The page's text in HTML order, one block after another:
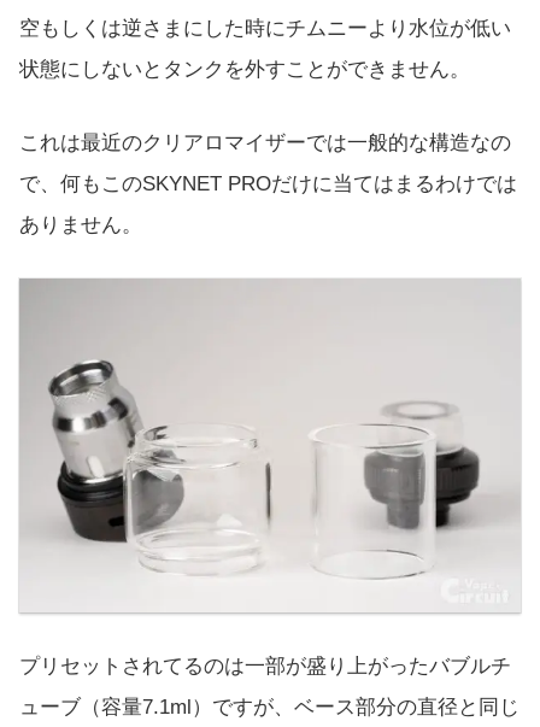
空もしくは逆さまにした時にチムニーより水位が低い
状態にしないとタンクを外すことができません。
これは最近のクリアロマイザーでは一般的な構造なの
で、何もこのSKYNET PROだけに当てはまるわけでは
ありません。
プリセットされてるのは一部が盛り上がったバブルチ
ューブ（容量7.1ml）ですが、ベース部分の直径と同じ